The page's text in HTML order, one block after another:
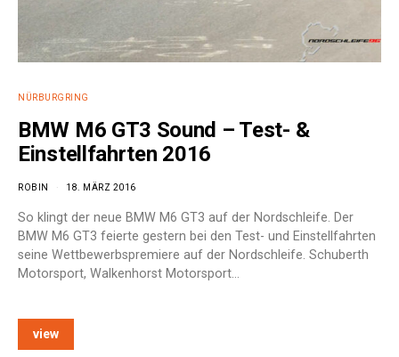
NÜRBURGRING
BMW M6 GT3 Sound – Test- &
Einstellfahrten 2016
ROBIN 18. MÄRZ 2016
So klingt der neue BMW M6 GT3 auf der Nordschleife. Der
BMW M6 GT3 feierte gestern bei den Test- und Einstellfahrten
seine Wettbewerbspremiere auf der Nordschleife. Schuberth
Motorsport, Walkenhorst Motorsport…
view